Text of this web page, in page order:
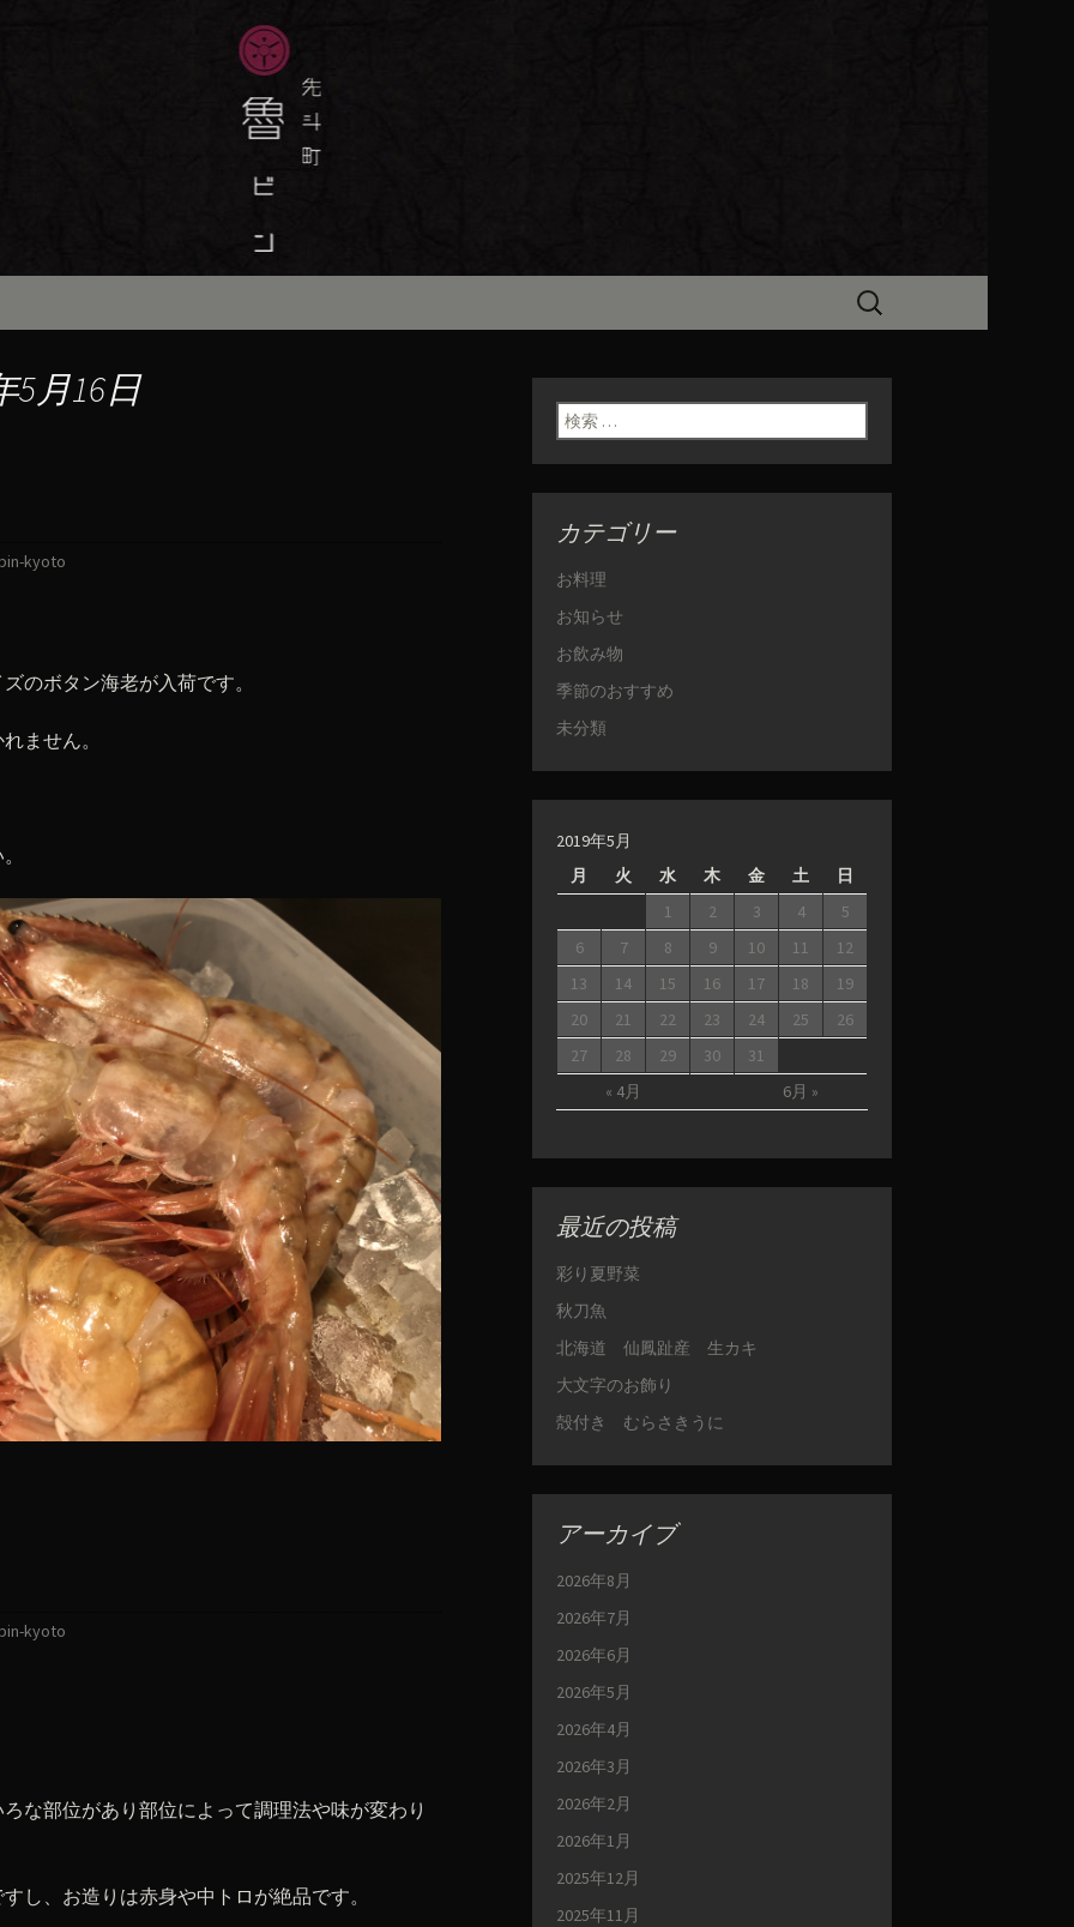
の京料理・和食「魯ビン
の公式ブログ
しい季節の京料理・和食が自慢の「魯ビン（ろびん）」がお店からのお
新情報をおとどけします。
検
5月16日
kyoto
のボタン海老が入荷です。
ません。
kyoto
な部位があり部位によって調理法や味が変わり
し、お造りは赤身や中トロが絶品です。
検索:
カテゴリー
お料理
お知らせ
お飲み物
季節のおすすめ
未分類
2019年5月
月
火 水 木 金 土 日
« 4月 6月 »
1 2 3 4
5
6
7 8 9 10 11
12
13
14 15 16 17 18
19
20
21 22 23 24 25
26
27
28 29 30 31
最近の投稿
彩り夏野菜
秋刀魚
北海道 仙鳳趾産 生カキ
大文字のお飾り
殻付き むらさきうに
アーカイブ
2026年8月
2026年7月
2026年6月
2026年5月
2026年4月
2026年3月
2026年2月
2026年1月
2025年12月
2025年11月